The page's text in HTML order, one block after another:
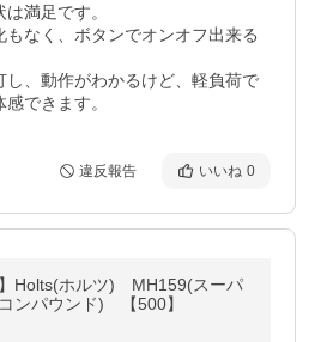
満足です。
なく、ボタンでオンオフ出来る
、動作がわかるけど、軽負荷で
できます。
違反報告 いいね 0
】Holts(ホルツ) MH159(スーパ
ンパウンド) 【500】